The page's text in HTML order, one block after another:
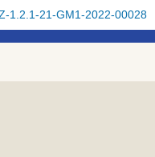
1.2.1-21-GM1-2022-00028